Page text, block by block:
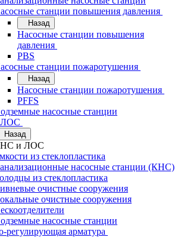
станции повышения давления
Назад
Насосные станции повышения
давления
PBS
станции пожаротушения
Назад
Насосные станции пожаротушения
PFFS
насосные станции
Назад
и ЛОС
из стеклопластика
насосные станции (КНС)
из стеклопластика
очистные сооружения
очистные сооружения
насосные станции
регулирующая арматура